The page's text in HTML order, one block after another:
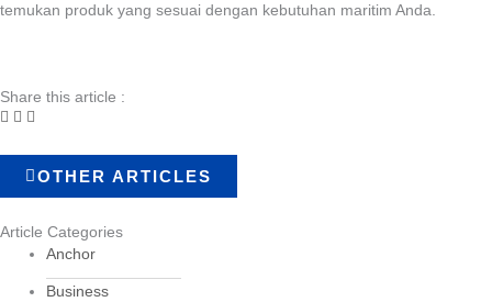
temukan produk yang sesuai dengan kebutuhan maritim Anda.
Share this article :
OTHER ARTICLES
Article Categories
Anchor
Business